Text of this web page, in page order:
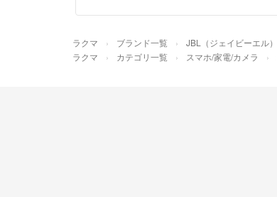
ラクマ ブランド一覧 JBL（ジェイビーエル）
ラクマ カテゴリ一覧 スマホ/家電/カメラ